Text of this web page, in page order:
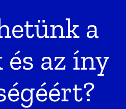
a
az íny